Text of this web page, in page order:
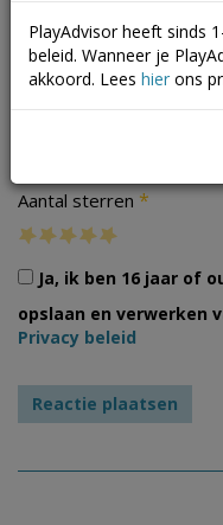
Aantal sterren *
Ja, ik ben 16 jaar of
opslaan en verwerken
Privacy beleid
PlayAdvisor heeft sinds
beleid. Wanneer je
akkoord. Lees hier ons